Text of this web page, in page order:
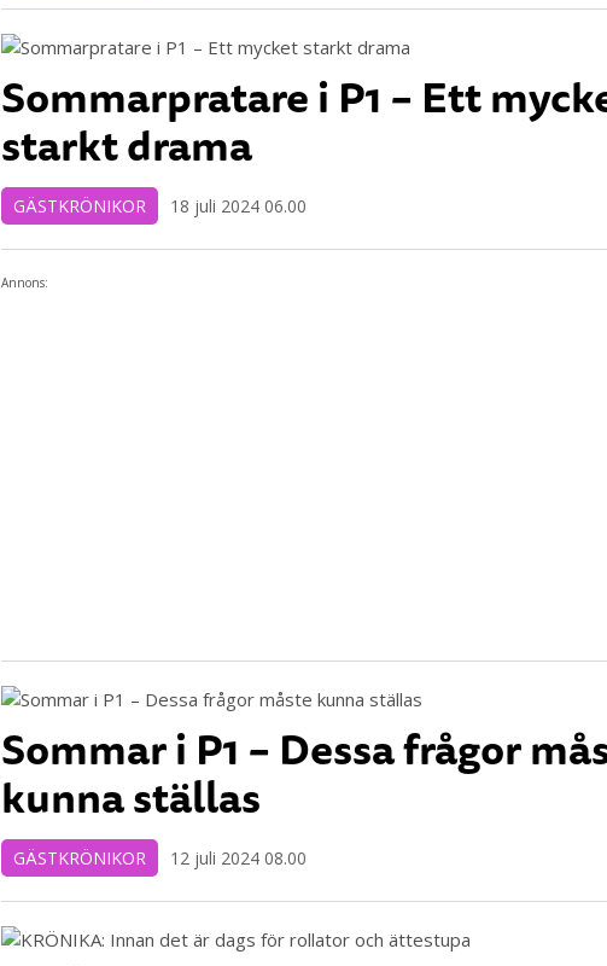
Sommarpratare i P1 – Ett
starkt drama
GÄSTKRÖNIKOR 18 juli 2024 06.00
Annons:
Sommar i P1 – Dessa frågor
kunna ställas
GÄSTKRÖNIKOR 12 juli 2024 08.00